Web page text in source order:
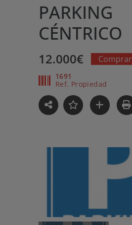
PARKING
CÉNTRICO
12.000€ Comprar
1691
Ref. Propiedad